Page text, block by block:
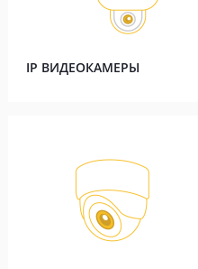
IP ВИДЕОКАМЕРЫ